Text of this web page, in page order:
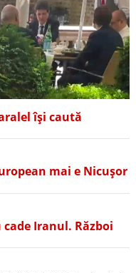
își caută
mai e Nicușor
Iranul. Război